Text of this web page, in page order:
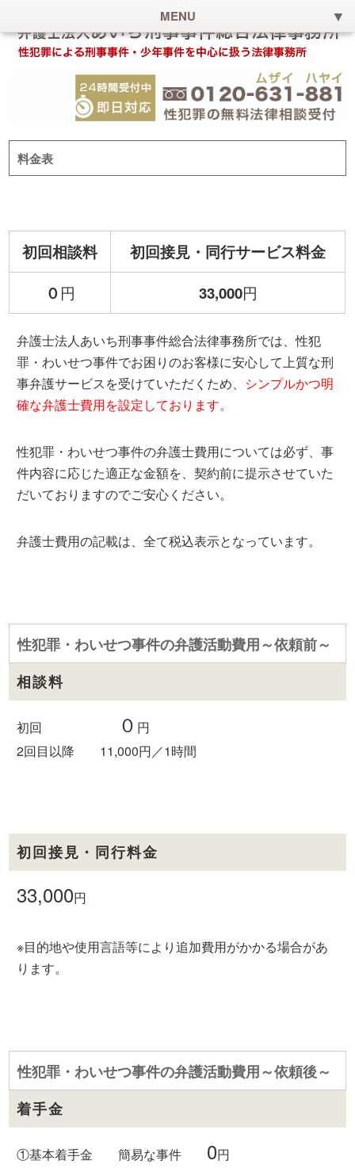
MENU
料金表
初回相談料
初回接見・同行サービス料金
０円 33,000円
弁護士法人あいち刑事事件総合法律事務所では、性犯
罪・わいせつ事件でお困りのお客様に安心して上質な刑
事弁護サービスを受けていただくため、 シンプルかつ明
確な弁護士費用を設定しております。
性犯罪・わいせつ事件の弁護士費用については必ず、事
件内容に応じた適正な金額を、契約前に提示させていた
だいておりますのでご安心ください。
弁護士費用の記載は、全て税込表示となっています。
性犯罪・わいせつ事件の弁護活動費用～依頼前～
相談料
初回 ０ 円
2回目以降 11,000円／1時間
初回接見・同行料金
33,000円
※目的地や使用言語等により追加費用がかかる場合があ
ります。
性犯罪・わいせつ事件の弁護活動費用～依頼後～
着手金
①基本着手金 簡易な事件 0円